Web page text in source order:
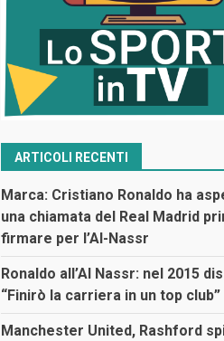
ARTICOLI RECENTI
Marca: Cristiano Ronaldo ha
una chiamata del Real Madrid
firmare per l’Al-Nassr
Ronaldo all’Al Nassr: nel 2015
“Finirò la carriera in un top club”
Manchester United, Rashford